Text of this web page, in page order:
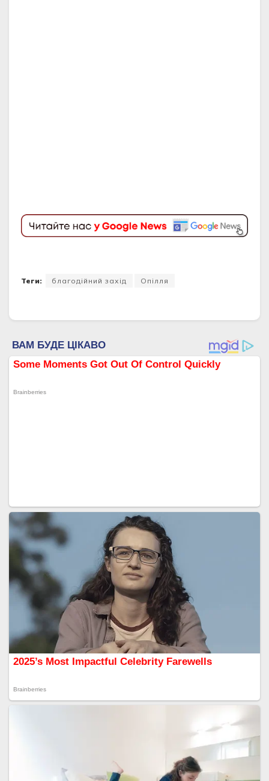
Теги: благодійний захід Опілля